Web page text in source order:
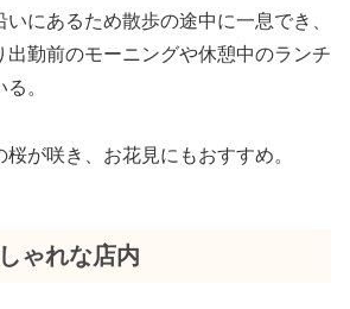
にあるため散歩の途中に一息でき、
出勤前のモーニングや休憩中のランチ
。
が咲き、お花見にもおすすめ。
ゃれな店内